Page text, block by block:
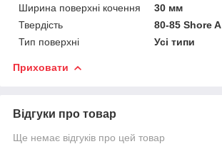
Ширина поверхні кочення
30 мм
Твердість
80-85 Shore A
Тип поверхні
Усі типи
Приховати
Відгуки про товар
Ще немає відгуків про цей товар